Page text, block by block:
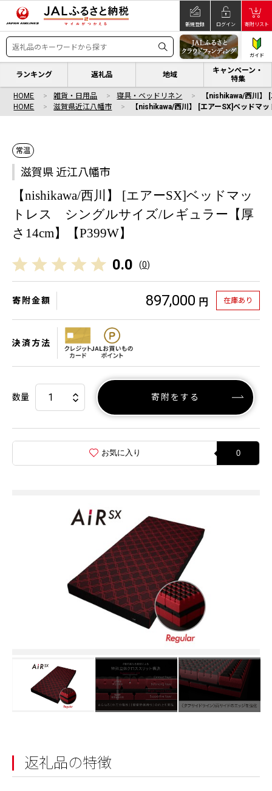
新規登録 ログイン 寄附リスト
ガイド
ランキング 返礼品 地域
キャンペーン・
特集
HOME 雑貨・日用品 寝具・ベッドリネン
【nishikawa/西川
HOME
滋賀県近江八幡市 【nishikawa/西川】 [エアーSX]ベッドマ
常温
滋賀県 近江八幡市
【nishikawa/西川】 [エアーSX]ベッドマッ
トレス シングルサイズ/レギュラー【厚
さ14cm】【P399W】
0.0 (0)
寄附金額 897,000 円 在庫あり
決済方法
数量 寄附をする
お気に入り 0
返礼品の特徴